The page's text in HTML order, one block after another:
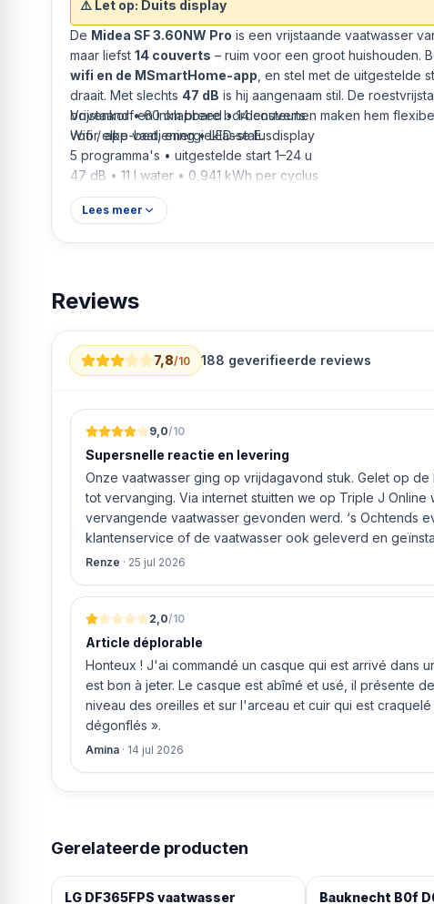
⚠️ Let op: Duits display
De Midea SF 3.60NW Pro is een vrijstaande vaatwasser
maar liefst 14 couverts – ruim voor een groot huishouden.
wifi en de MSmartHome-app , en stel met de uitgestelde
draait. Met slechts 47 dB is hij aangenaam stil. De roestvrijstalen binnenzijde, verstelbare
bovenkorf en inklapbare bordensteunen maken hem
voor elke vaat, energieklasse E.
Vrijstaand • 60 cm breed • 14 couverts
Wifi / app-bediening • LED-statusdisplay
5 programma's • uitgestelde start 1–24 u
47 dB • 11 l water • 0,941 kWh per cyclus
Roestvrijstalen binnenzijde • kleur wit
Lees meer
Reviews
7,8/10 188 geverifieerde reviews
9,0/10
Supersnelle reactie en levering
Onze vaatwasser ging op vrijdagavond stuk. Gelet op
tot vervanging. Via internet stuitten we op Triple J Online
vervangende vaatwasser gevonden werd. ‘s Ochtends even gebeld met de
klantenservice of de vaatwasser ook geleverd en
bleek het geval tegen alleszins concurrente prijzen. De
ging doen om ‘s middags nog te leveren. Het bleken
uur werd de Neff vaatwasser geleverd en ver
Renze · 25 jul 2026
2,0/10
Article déplorable
Honteux ! J'ai commandé un casque qui est arrivé dans
est bon à jeter. Le casque est abîmé et usé, il présente
niveau des oreilles et sur l'arceau et cuir qui est craquelé
dégonflés ».
Amina · 14 jul 2026
Gerelateerde producten
LG DF365FPS vaatwasser
Bauknecht B0f